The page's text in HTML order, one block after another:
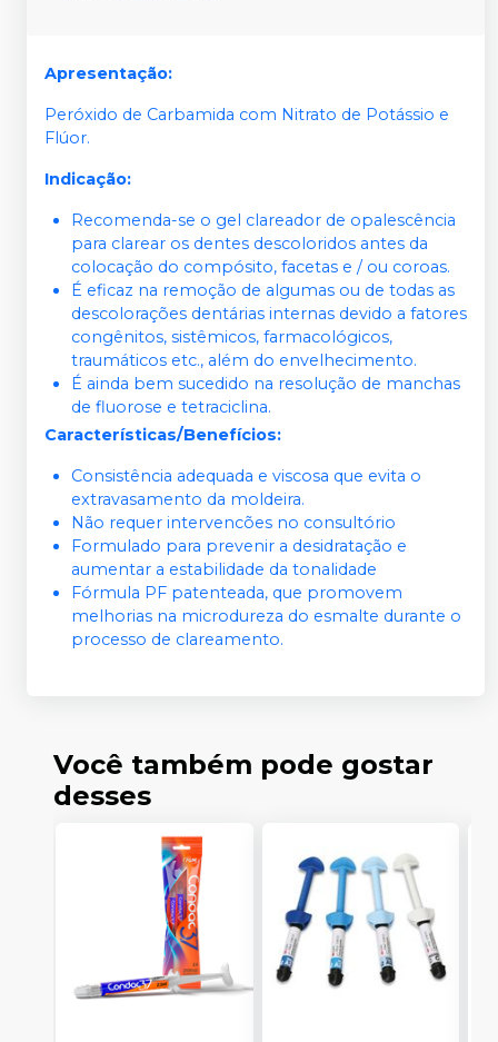
Apresentação:
Peróxido de Carbamida com Nitrato de Potássio e
Flúor.
Indicação:
Recomenda-se o gel clareador de opalescência
para clarear os dentes descoloridos antes da
colocação do compósito, facetas e / ou coroas.
É eficaz na remoção de algumas ou de todas as
descolorações dentárias internas devido a fatores
congênitos, sistêmicos, farmacológicos,
traumáticos etc., além do envelhecimento.
É ainda bem sucedido na resolução de manchas
de fluorose e tetraciclina.
Características/Benefícios:
Consistência adequada e viscosa que evita o
extravasamento da moldeira.
Não requer intervencões no consultório
Formulado para prevenir a desidratação e
aumentar a estabilidade da tonalidade
Fórmula PF patenteada, que promovem
melhorias na microdureza do esmalte durante o
processo de clareamento.
Você também pode gostar
desses